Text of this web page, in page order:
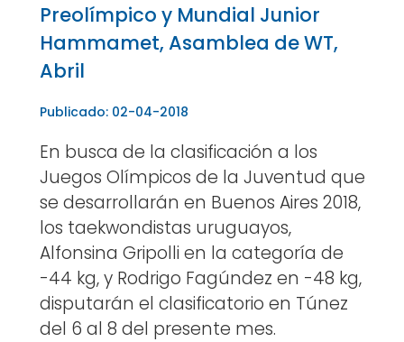
Preolímpico y Mundial Junior
Hammamet, Asamblea de WT,
Abril
Publicado: 02-04-2018
En busca de la clasificación a los
Juegos Olímpicos de la Juventud que
se desarrollarán en Buenos Aires 2018,
los taekwondistas uruguayos,
Alfonsina Gripolli en la categoría de
-44 kg, y Rodrigo Fagúndez en -48 kg,
disputarán el clasificatorio en Túnez
del 6 al 8 del presente mes.